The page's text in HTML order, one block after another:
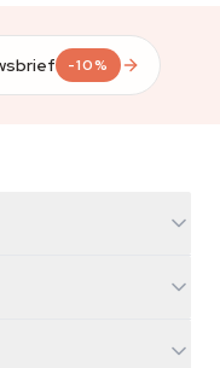
-10%